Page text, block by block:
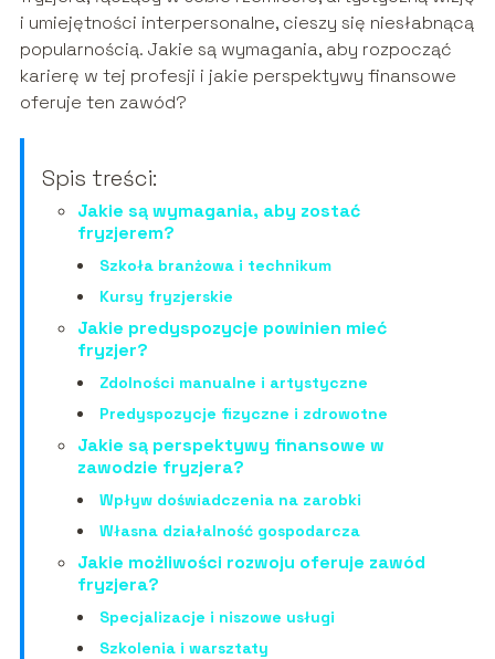
i umiejętności interpersonalne, cieszy się niesłabnącą
popularnością. Jakie są wymagania, aby rozpocząć
karierę w tej profesji i jakie perspektywy finansowe
oferuje ten zawód?
Spis treści:
Jakie są wymagania, aby zostać
fryzjerem?
Szkoła branżowa i technikum
Kursy fryzjerskie
Jakie predyspozycje powinien mieć
fryzjer?
Zdolności manualne i artystyczne
Predyspozycje fizyczne i zdrowotne
Jakie są perspektywy finansowe w
zawodzie fryzjera?
Wpływ doświadczenia na zarobki
Własna działalność gospodarcza
Jakie możliwości rozwoju oferuje zawód
fryzjera?
Specjalizacje i niszowe usługi
Szkolenia i warsztaty